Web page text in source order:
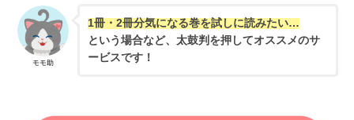
モモ助
1冊・2冊分気になる巻を試しに読みたい…
という場合など、太鼓判を押してオススメのサ
ービスです！